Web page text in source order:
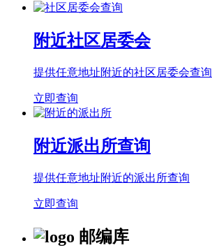
附近社区居委会
提供任意地址附近的社区居委会查询
立即查询
附近派出所查询
提供任意地址附近的派出所查询
立即查询
邮编库